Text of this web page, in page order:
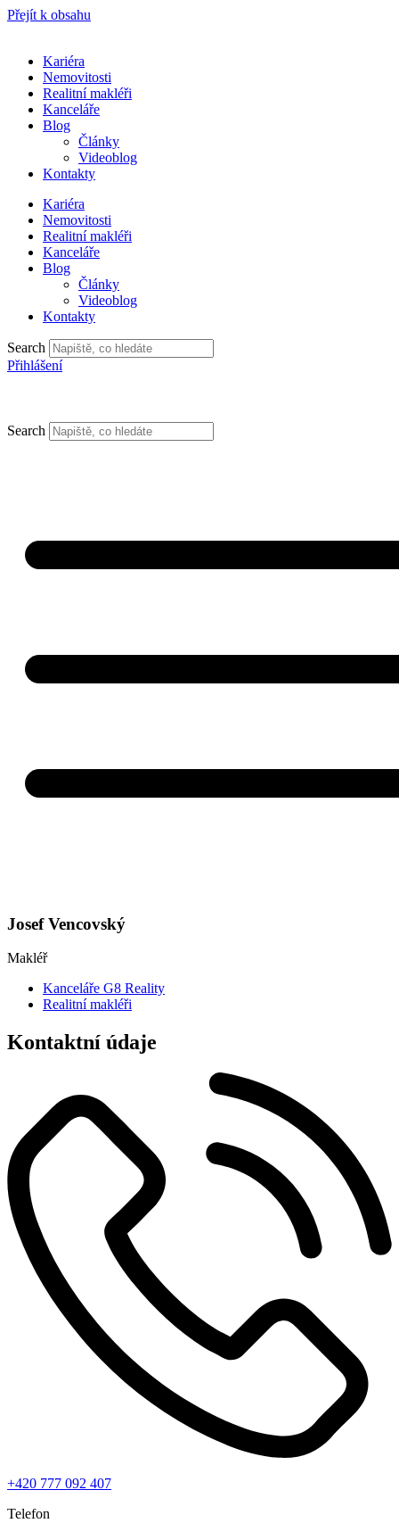
Přejít k obsahu
Kariéra
Nemovitosti
Realitní makléři
Kanceláře
Blog
Články
Videoblog
Kontakty
Kariéra
Nemovitosti
Realitní makléři
Kanceláře
Blog
Články
Videoblog
Kontakty
Search
Přihlášení
Search
Josef Vencovský
Makléř
Kanceláře G8 Reality
Realitní makléři
Kontaktní údaje
+420 777 092 407
Telefon